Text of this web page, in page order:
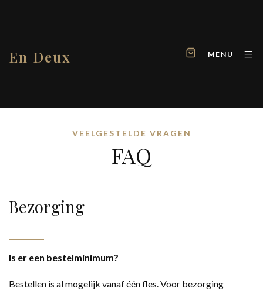
MENU
En Deux
VEELGESTELDE VRAGEN
FAQ
Bezorging
Is er een bestelminimum?
Bestellen is al mogelijk vanaf één fles. Voor bezorging